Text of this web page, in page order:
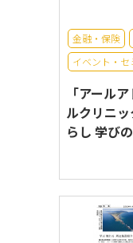
金融・保険
イベント・セ
「アール
ルクリニ
らし 学び